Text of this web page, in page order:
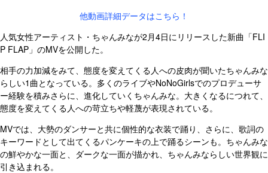
他動画詳細データはこちら！
人気女性アーティスト・ちゃんみなが2月4日にリリースした新曲「FLI
P FLAP」のMVを公開した。
相手の力加減をみて、態度を変えてくる人への皮肉が聞いたちゃんみな
らしい1曲となっている。多くのライブやNoNoGirlsでのプロデューサ
ー経験を積みさらに、進化していくちゃんみな。大きくなるにつれて、
態度を変えてくる人への苛立ちや軽蔑が表現されている。
MVでは、大勢のダンサーと共に個性的な衣装で踊り、さらに、歌詞の
キーワードとして出てくるパンケーキの上で踊るシーンも。ちゃんみな
の鮮やかな一面と、ダークな一面が描かれ、ちゃんみならしい世界観に
引き込まれる。